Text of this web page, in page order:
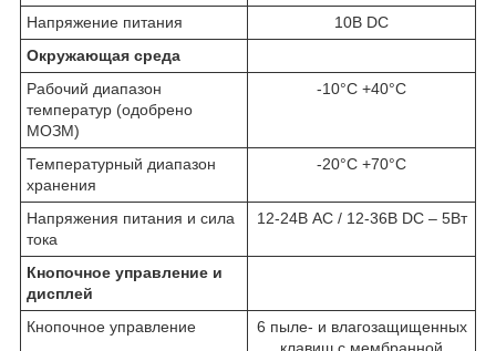
Напряжение питания
10В DC
Окружающая среда
Рабочий диапазон
температур (одобрено
МОЗМ)
-10°C +40°C
Температурный диапазон
хранения
-20°C +70°C
Напряжения питания и сила
тока
12-24В AC / 12-36В DC – 5Вт
Кнопочное управление и
дисплей
Кнопочное управление
6 пыле- и влагозащищенных